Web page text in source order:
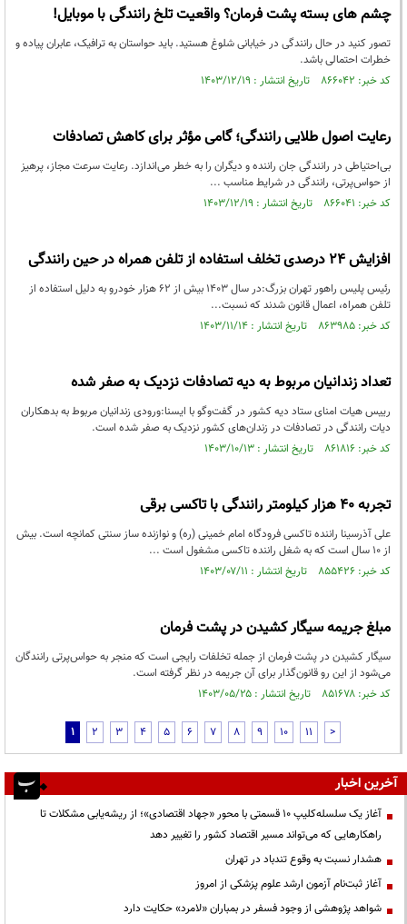
چشم‌ های بسته پشت فرمان؟ واقعیت تلخ رانندگی با موبایل!
تصور کنید در حال رانندگی در خیابانی شلوغ هستید. باید حواستان به ترافیک، عابران پیاده و
خطرات احتمالی باشد.
کد خبر: ۸۶۶۰۴۲ تاریخ انتشار : ۱۴۰۳/۱۲/۱۹
رعایت اصول طلایی رانندگی؛ گامی مؤثر برای کاهش تصادفات
بی‌احتیاطی در رانندگی جان راننده و دیگران را به خطر می‌اندازد. رعایت سرعت مجاز، پرهیز
از حواس‌پرتی، رانندگی در شرایط مناسب ...
کد خبر: ۸۶۶۰۴۱ تاریخ انتشار : ۱۴۰۳/۱۲/۱۹
افزایش ۲۴ درصدی تخلف استفاده از تلفن همراه در حین رانندگی
رئیس پلیس راهور تهران بزرگ:در سال ۱۴۰۳ بیش از ۶۲ هزار خودرو به دلیل استفاده از
تلفن همراه، اعمال قانون شدند که نسبت...
کد خبر: ۸۶۳۹۸۵ تاریخ انتشار : ۱۴۰۳/۱۱/۱۴
تعداد زندانیان مربوط به دیه تصادفات نزدیک به صفر شده
رییس هیات امنای ستاد دیه کشور در گفت‌و‌گو با ایسنا:ورودی زندانیان مربوط به بدهکاران
دیات رانندگی در تصادفات در زندان‌های کشور نزدیک به صفر شده است.
کد خبر: ۸۶۱۸۱۶ تاریخ انتشار : ۱۴۰۳/۱۰/۱۳
تجربه 40 هزار کیلومتر رانندگی با تاکسی برقی
علی آذرسینا راننده تاکسی فرودگاه امام خمینی (ره) و نوازنده ساز سنتی کمانچه است. بیش
از 10 سال است که به شغل راننده تاکسی مشغول است ...
کد خبر: ۸۵۵۴۲۶ تاریخ انتشار : ۱۴۰۳/۰۷/۱۱
مبلغ جریمه سیگار کشیدن در پشت فرمان
سیگار کشیدن در پشت فرمان از جمله تخلفات رایجی است که منجر به حواس‌پرتی رانندگان
می‌شود از این رو قانون‌گذار برای آن جریمه در نظر گرفته است.
کد خبر: ۸۵۱۶۷۸ تاریخ انتشار : ۱۴۰۳/۰۵/۲۵
1 2 3 4 5 6 7 8 9 10 11 >
آخرین اخبار
آغاز یک سلسله‌کلیپ ۱۰ قسمتی با محور «جهاد اقتصادی»؛ از ریشه‌یابی مشکلات تا
راهکارهایی که می‌تواند مسیر اقتصاد کشور را تغییر دهد
هشدار نسبت به وقوع تندباد در تهران
آغاز ثبت‌نام آزمون ارشد علوم پزشکی از امروز
شواهد پژوهشی از وجود فسفر در بمباران «لامرد» حکایت دارد